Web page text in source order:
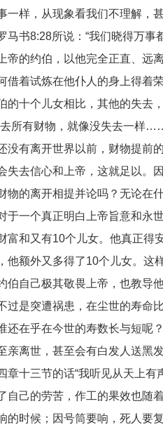
一样，从现象看我们不理解，
马书8:28所说：“我们晓得
帝的约伯，以他完全正直、远
借着试炼在他仆人的身上得着
的十个儿女相比，其他的失去
所有财物，就像没失去一样
没有离开世界以前，财物提前
失去信心和上帝，这就足以。
物的离开相提并论吗？无论在
于一个真正明白上帝旨意和永
富和又有10个儿女。他真正
他额外又多得了10个儿女。这
伯自己极其敬畏上帝，也教导
过是突遭祸患，在尘世的寿命
还在乎在今世的寿数长与短呢
亲离世，甚至会有白发人送黑
章十三节的话“我听见从天上
自己的劳苦，作工的果效也随
的时候；因号筒要响，死人要